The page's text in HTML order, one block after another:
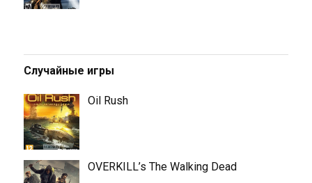
Случайные игры
Oil Rush
OVERKILL’s The Walking Dead